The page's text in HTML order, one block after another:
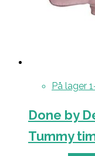
På lager
Done by
Tummy